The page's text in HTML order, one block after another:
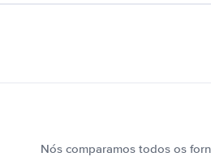
Nós comparamos todos os